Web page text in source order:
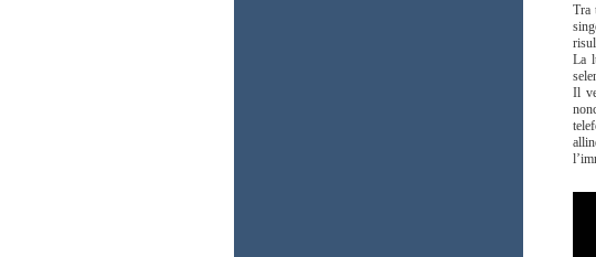
Tra
La
Il